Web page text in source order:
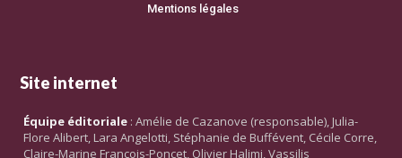
Mentions légales
Site internet
Équipe éditoriale : Amélie de Cazanove (responsable), Julia-
Flore Alibert, Lara Angelotti, Stéphanie de Buffévent, Cécile Corre,
Claire-Marine François-Poncet, Olivier Halimi, Vassilis